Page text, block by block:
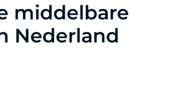
middelbare
Nederland